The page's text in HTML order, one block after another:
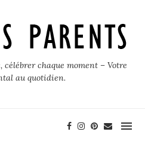
célébrer chaque moment – Votre
au quotidien.